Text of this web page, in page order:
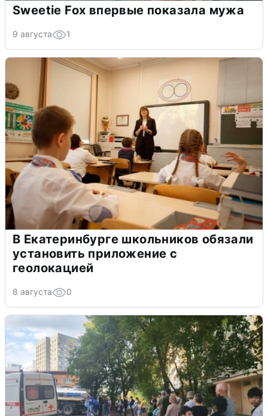
Sweetie Fox впервые показала мужа
9 августа 1
В Екатеринбурге школьников обязали
установить приложение с
геолокацией
8 августа 0